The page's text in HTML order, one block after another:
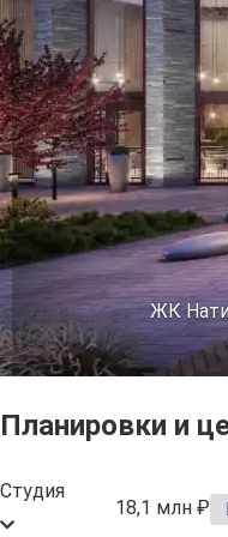
ЖК
Планировки и
Студия
18,1 млн ₽